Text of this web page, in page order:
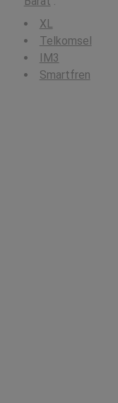
XL
Telkomsel
IM3
Smartfren